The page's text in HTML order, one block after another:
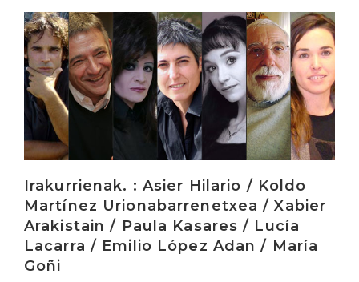
Irakurrienak. : Asier Hilario / Koldo
Martínez Urionabarrenetxea / Xabier
Arakistain / Paula Kasares / Lucía
Lacarra / Emilio López Adan / María
Goñi
Irakurri